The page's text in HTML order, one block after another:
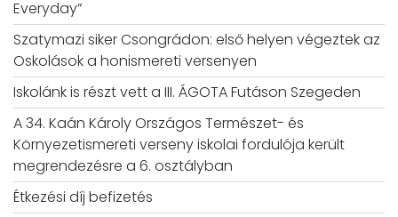
Everyday”
Szatymazi siker Csongrádon: első helyen végeztek az
Oskolások a honismereti versenyen
Iskolánk is részt vett a III. ÁGOTA Futáson Szegeden
A 34. Kaán Károly Országos Természet- és
Környezetismereti verseny iskolai fordulója került
megrendezésre a 6. osztályban
Étkezési díj befizetés